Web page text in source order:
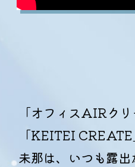
「オフィスAIRク
「KEITEI
未那は、いつも露